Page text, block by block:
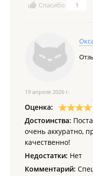
Спасибо 1
19 апреля 2026 г.
Оценка:
Достоинства:
очень аккуратно,
качественно!
Недостатки: Нет
Комментарий: